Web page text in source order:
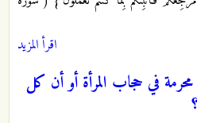
اقرأ المزيد
في حجاب المرأة أو أن كل